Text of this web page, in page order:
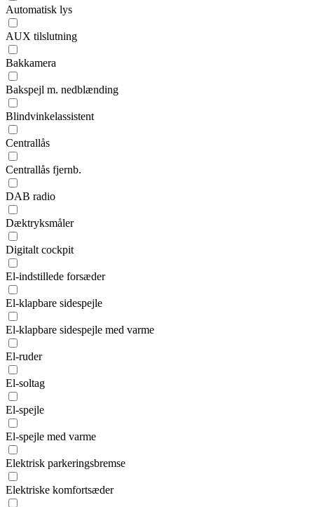
Automatisk lys
AUX tilslutning
Bakkamera
Bakspejl m. nedblænding
Blindvinkelassistent
Centrallås
Centrallås fjernb.
DAB radio
Dæktryksmåler
Digitalt cockpit
El-indstillede forsæder
El-klapbare sidespejle
El-klapbare sidespejle med varme
El-ruder
El-soltag
El-spejle
El-spejle med varme
Elektrisk parkeringsbremse
Elektriske komfortsæder